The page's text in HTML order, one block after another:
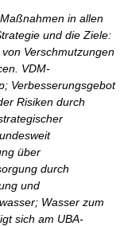
in allen
und die Ziele:
Verschmutzungen
VDM-
Verbesserungsgebot
Risiken durch
über
durch
und
Wasser zum
sich am UBA-